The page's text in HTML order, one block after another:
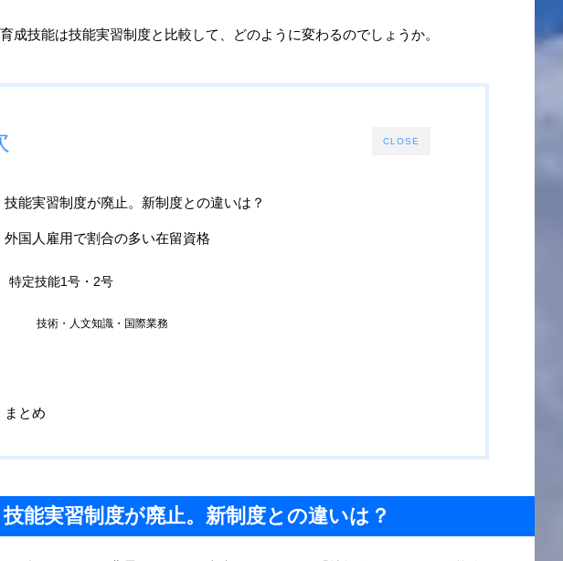
成技能は技能実習制度と比較して、どのように変わるのでしょうか。
CLOSE
技能実習制度が廃止。新制度との違いは？
外国人雇用で割合の多い在留資格
特定技能1号・2号
技術・人文知識・国際業務
まとめ
技能実習制度が廃止。新制度との違いは？